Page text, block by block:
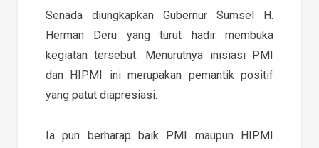
Senada diungkapkan Gubernur Sumsel H.
Herman Deru yang turut hadir membuka
kegiatan tersebut. Menurutnya inisiasi PMI
dan HIPMI ini merupakan pemantik positif
yang patut diapresiasi.
Ia pun berharap baik PMI maupun HIPMI